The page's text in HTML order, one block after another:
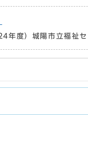
年度）城陽市立福祉